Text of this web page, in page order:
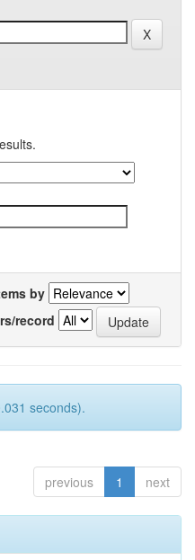
by
record
seconds).
previous 1 next